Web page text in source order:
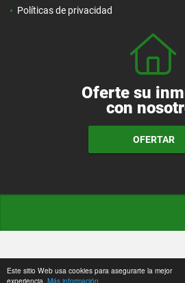
Este sitio Web usa cookies para asegurarte la mejor
experiencia. Más información
Políticas de privacidad
Oferte su
con
OFERTAR